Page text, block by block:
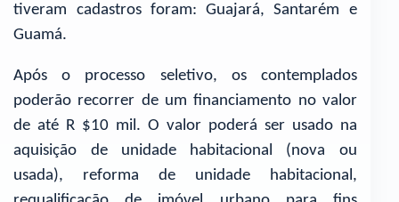
tiveram cadastros foram: Guajará, Santarém e
Guamá.
Após o processo seletivo, os contemplados
poderão recorrer de um financiamento no valor
de até R $10 mil. O valor poderá ser usado na
aquisição de unidade habitacional (nova ou
usada), reforma de unidade habitacional,